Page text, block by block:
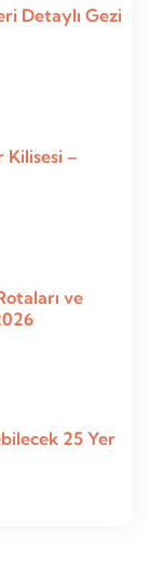
Detaylı Gezi
Kilisesi –
ve
25 Yer